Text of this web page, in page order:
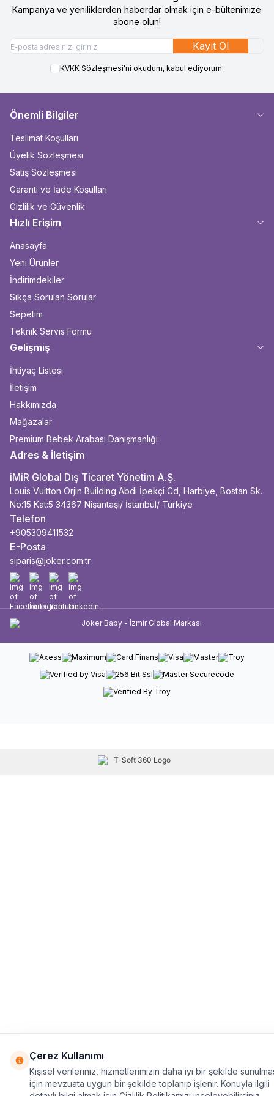
Kampanya ve yeniliklerden haberdar olmak için e-bültenimize
abone olun!
Kayıt Ol
KVKK Sözleşmesi'ni okudum, kabul ediyorum.
Önemli Bilgiler
Teslimat Koşulları
Üyelik Sözleşmesi
Satış Sözleşmesi
Garanti ve İade Koşulları
Gizlilik ve Güvenlik
Hızlı Erişim
Anasayfa
Yeni Ürünler
İndirimdekiler
Sıkça Sorulan Sorular
Sepetim
Teknik Servis Formu
Gelişmiş
İhtiyaç Listesi
İletişim
Hakkımızda
Mağazalar
Premium Bebek Arabası Danışmanlığı
Adres & İletişim
iMiR Global Dış Ticaret Yönetim A.Ş.
Louis Vuitton Orjin Building Abdi İpekçi Cd, Harbiye, Bostan Sk.
No:15 Kat:5 34367 Nişantaşı/ İstanbul/ Türkiye
Telefon
+905309411532
E-Posta
siparis@joker.com.tr
Facebook
İnstagram
YoutubeLinkedin
Çerez Kullanımı
Kişisel verileriniz, hizmetlerimizin daha iyi bir şekilde
için mevzuata uygun bir şekilde toplanıp işlenir. Konuyla ilgili